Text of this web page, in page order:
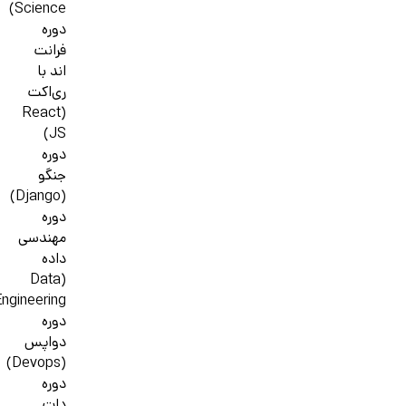
Science)
دوره
فرانت
اند با
ری‌اکت
(React
JS)
دوره
جنگو
(Django)
دوره
مهندسی
داده
(Data
دوره
دواپس
(Devops)
دوره